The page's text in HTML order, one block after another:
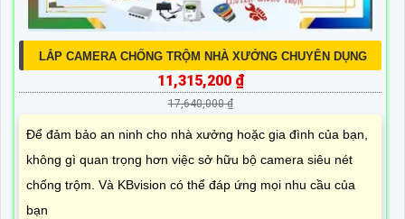
LẮP CAMERA CHỐNG TRỘM NHÀ XƯỞNG CHUYÊN DỤNG
11,315,200 ₫
17,640,000 ₫
Để đảm bảo an ninh cho nhà xưởng hoặc gia đình của bạn,
không gì quan trọng hơn việc sở hữu bộ camera siêu nét
chống trộm. Và KBvision có thể đáp ứng mọi nhu cầu của
bạn